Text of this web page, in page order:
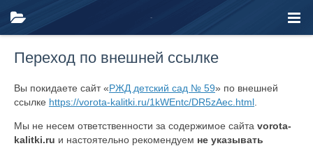
Переход по внешней ссылке
Вы покидаете сайт «РЖД детский сад № 59» по внешней
ссылке https://vorota-kalitki.ru/1kWEntc/DR5zAec.html
Мы не несем ответственности за содержимое сайта vorota-
kalitki.ru и настоятельно рекомендуем не указывать